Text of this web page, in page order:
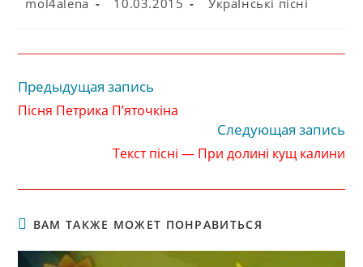
записи:
Читать
статьи
Предыдущая запись
Пісня Петрика П’яточкіна
Следующая запись
Текст пісні — При долині кущ калини
ВАМ ТАКЖЕ МОЖЕТ ПОНРАВИТЬСЯ